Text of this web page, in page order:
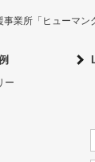
事業所「ヒューマン
ー